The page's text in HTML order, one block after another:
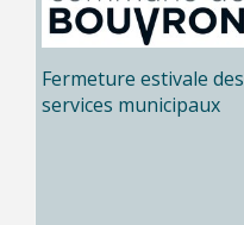
Fermeture estivale des
services municipaux